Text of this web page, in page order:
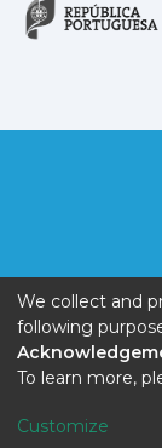
We collect and
following
To learn more,
Customize